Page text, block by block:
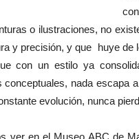
o ilustraciones, no
y precisión, y que huye de
con un estilo ya
conceptuales, nada escapa
evolución, nunca
ver en el Museo ABC de